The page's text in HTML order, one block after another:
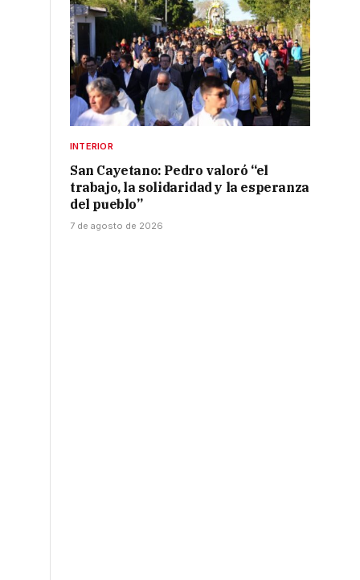
INTERIOR
San Cayetano: Pedro valoró “el
trabajo, la solidaridad y la esperanza
del pueblo”
7 de agosto de 2026